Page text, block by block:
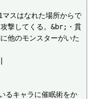
スはなれた場所からで
撃してくる。&br;・貫
他のモンスターがいた
キャラに催眠術をか